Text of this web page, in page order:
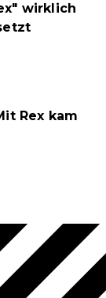
wirklich
Rex kam